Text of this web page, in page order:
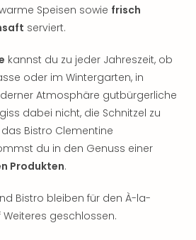
Speisen sowie frisch
serviert.
kannst du zu jeder Jahreszeit, ob
oder im Wintergarten, in
Atmosphäre gutbürgerliche
dabei nicht, die Schnitzel zu
Bistro Clementine
du in den Genuss einer
Produkten.
Bistro bleiben für den À-la-
geschlossen.